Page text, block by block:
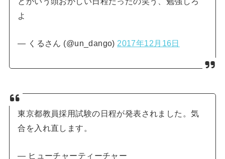
よ
— くるさん (@un_dango) 2017年12月16日
東京都教員採用試験の日程が発表されました。気
合を入れ直します。
— ヒューチャーティーチャー